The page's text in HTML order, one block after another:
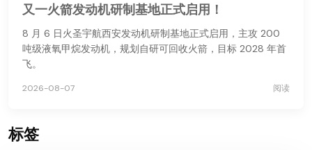
又一火箭发动机研制基地正式启用！
8 月 6 日火圣宇航西安发动机研制基地正式启用，主攻 200
吨级液氧甲烷发动机，规划自研可回收火箭，目标 2028 年首
飞。
2026-08-07 阅读
标签